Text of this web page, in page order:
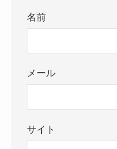
名前
メール
サイト